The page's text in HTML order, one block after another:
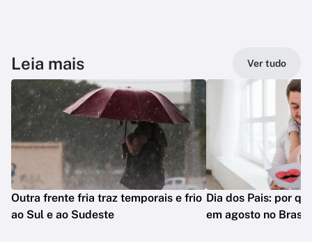
Leia mais Ver tudo
Outra frente fria traz temporais e frio
ao Sul e ao Sudeste
Dia dos Pais: por
em agosto no